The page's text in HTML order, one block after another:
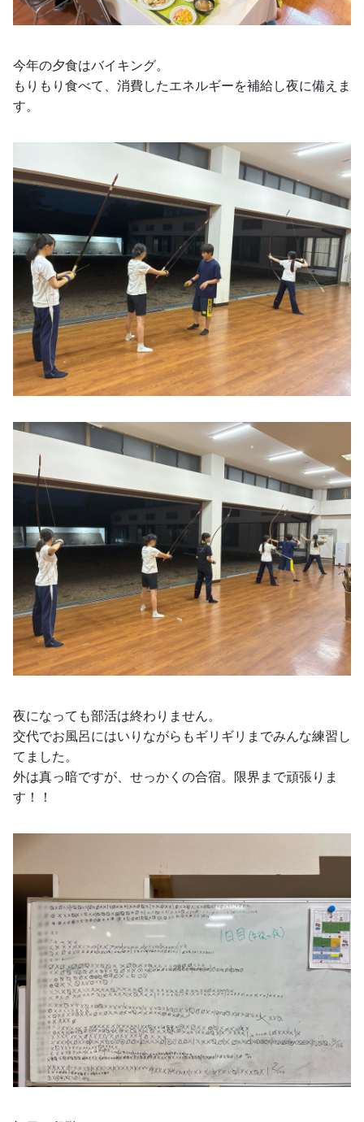
今年の夕食はバイキング。
もりもり食べて、消費したエネルギーを補給し夜に備えま
す。
夜になっても部活は終わりません。
交代でお風呂にはいりながらもギリギリまでみんな練習し
てました。
外は真っ暗ですが、せっかくの合宿。限界まで頑張りま
す！！